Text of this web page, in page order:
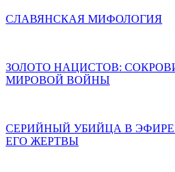
СЛАВЯНСКАЯ МИФОЛОГИЯ
ЗОЛОТО НАЦИСТОВ:
МИРОВОЙ ВОЙНЫ
СЕРИЙНЫЙ УБИЙЦА В
ЕГО ЖЕРТВЫ